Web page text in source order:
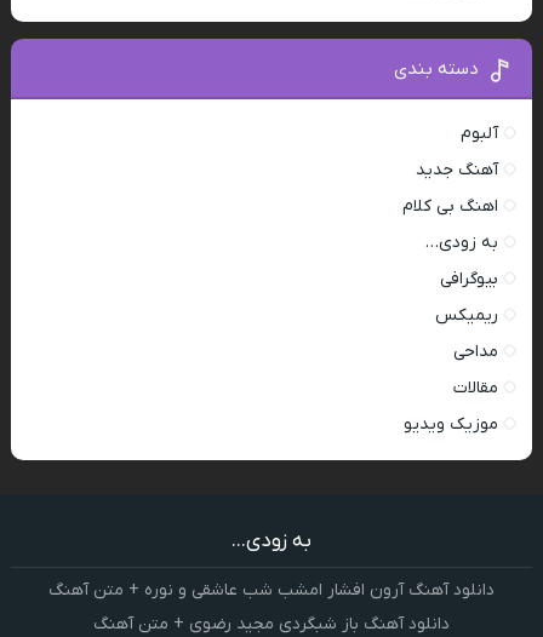
دسته بندی
آلبوم
آهنگ جدید
اهنگ بی کلام
به زودی…
بیوگرافی
ریمیکس
مداحی
مقالات
موزیک ویدیو
به زودی...
دانلود آهنگ آرون افشار امشب شب عاشقی و نوره + متن آهنگ
دانلود آهنگ باز شبگردی مجید رضوی + متن آهنگ